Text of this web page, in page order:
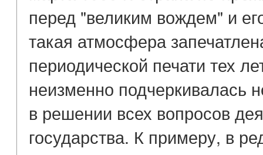
перед "великим вождем" и
такая атмосфера
периодической печати тех
неизменно подчеркивалась
в решении всех вопросов
государства. К примеру, в